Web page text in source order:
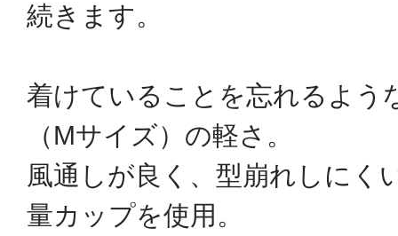
続きます。
着けていることを忘れるよう
（Mサイズ）の軽さ。
風通しが良く、型崩れしにく
量カップを使用。